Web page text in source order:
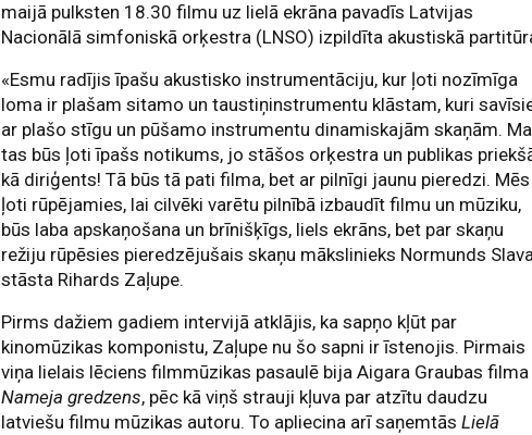
maijā pulksten 18.30 filmu uz lielā ekrāna pavadīs Latvijas
Nacionālā simfoniskā orķestra (LNSO) izpildīta akustiskā
«Esmu radījis īpašu akustisko instrumentāciju, kur ļoti nozīmīga
loma ir plašam sitamo un taustiņinstrumentu klāstam, kuri
ar plašo stīgu un pūšamo instrumentu dinamiskajām skaņām.
tas būs ļoti īpašs notikums, jo stāšos orķestra un publikas
kā diriģents! Tā būs tā pati filma, bet ar pilnīgi jaunu pieredzi. Mēs
ļoti rūpējamies, lai cilvēki varētu pilnībā izbaudīt filmu un mūziku,
būs laba apskaņošana un brīnišķīgs, liels ekrāns, bet par skaņu
režiju rūpēsies pieredzējušais skaņu mākslinieks Normunds
stāsta Rihards Zaļupe.
Pirms dažiem gadiem intervijā atklājis, ka sapņo kļūt par
kinomūzikas komponistu, Zaļupe nu šo sapni ir īstenojis. Pirmais
viņa lielais lēciens filmmūzikas pasaulē bija Aigara Graubas filma
Nameja gredzens, pēc kā viņš strauji kļuva par atzītu daudzu
latviešu filmu mūzikas autoru. To apliecina arī saņemtāsLielā